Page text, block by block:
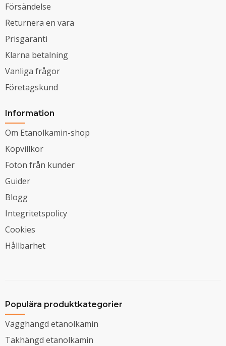
Försändelse
Returnera en vara
Prisgaranti
Klarna betalning
Vanliga frågor
Företagskund
Information
Om Etanolkamin-shop
Köpvillkor
Foton från kunder
Guider
Blogg
Integritetspolicy
Cookies
Hållbarhet
Populära produktkategorier
Vägghängd etanolkamin
Takhängd etanolkamin